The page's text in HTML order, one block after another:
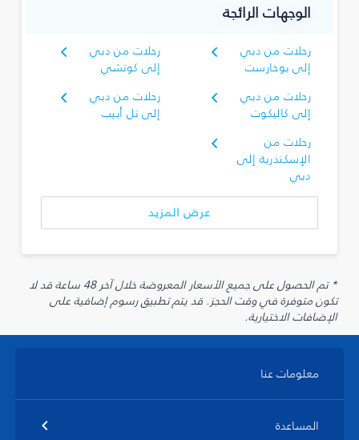
الوجهات الرائجة
رحلات من دبي
إلى بوخارست
رحلات من دبي
إلى كوتشي
رحلات من دبي
إلى كاليكوت
رحلات من دبي
إلى تل أبيب
رحلات من
الإسكندرية إلى
دبي
عرض المزيد
* تم الحصول على جميع الأسعار المعروضة خلال آخر 48 ساعة قد لا
تكون متوفرة في وقت الحجز. قد يتم تطبيق رسوم إضافية على
الإضافات الاختيارية.
معلومات عنا
المساعدة